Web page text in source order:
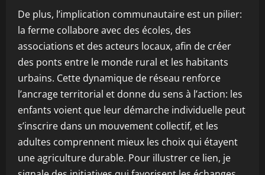
De plus, l’implication communautaire est un pilier:
la ferme collabore avec des écoles, des
associations et des acteurs locaux, afin de créer
des ponts entre le monde rural et les habitants
urbains. Cette dynamique de réseau renforce
l’ancrage territorial et donne du sens à l’action: les
enfants voient que leur démarche individuelle peut
s’inscrire dans un mouvement collectif, et les
adultes comprennent mieux les choix qui étayent
une agriculture durable. Pour illustrer ce lien, je